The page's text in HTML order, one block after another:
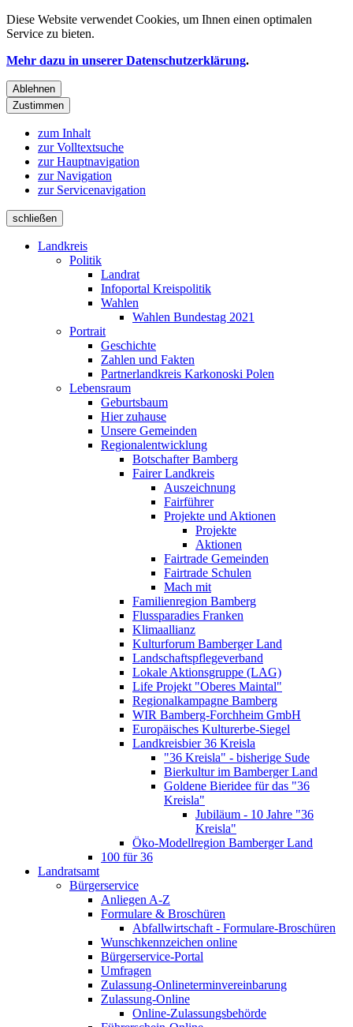
Diese Website verwendet Cookies, um Ihnen einen optimalen
Service zu bieten.
Mehr dazu in unserer Datenschutzerklärung.
Ablehnen
Zustimmen
zum Inhalt
zur Volltextsuche
zur Hauptnavigation
zur Navigation
zur Servicenavigation
schließen
Landkreis
Politik
Landrat
Infoportal Kreispolitik
Wahlen
Wahlen Bundestag 2021
Portrait
Geschichte
Zahlen und Fakten
Partnerlandkreis Karkonoski Polen
Lebensraum
Geburtsbaum
Hier zuhause
Unsere Gemeinden
Regionalentwicklung
Botschafter Bamberg
Fairer Landkreis
Auszeichnung
Fairführer
Projekte und Aktionen
Projekte
Aktionen
Fairtrade Gemeinden
Fairtrade Schulen
Mach mit
Familienregion Bamberg
Flussparadies Franken
Klimaallianz
Kulturforum Bamberger Land
Landschaftspflegeverband
Lokale Aktionsgruppe (LAG)
Life Projekt "Oberes Maintal"
Regionalkampagne Bamberg
WIR Bamberg-Forchheim GmbH
Europäisches Kulturerbe-Siegel
Landkreisbier 36 Kreisla
"36 Kreisla" - bisherige Sude
Bierkultur im Bamberger Land
Goldene Bieridee für das "36
Kreisla"
Jubiläum - 10 Jahre "36
Kreisla"
Öko-Modellregion Bamberger Land
100 für 36
Landratsamt
Bürgerservice
Anliegen A-Z
Formulare & Broschüren
Abfallwirtschaft - Formulare-Broschüren
Wunschkennzeichen online
Bürgerservice-Portal
Umfragen
Zulassung-Onlineterminvereinbarung
Zulassung-Online
Online-Zulassungsbehörde